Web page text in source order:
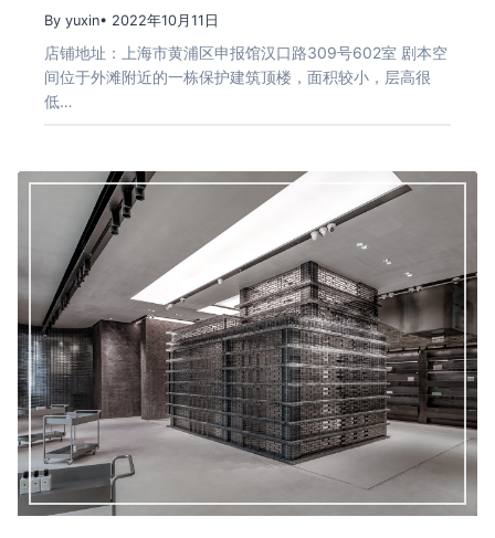
By yuxin• 2022年10月11日
店铺地址：上海市黄浦区申报馆汉口路309号602室 剧本空
间位于外滩附近的一栋保护建筑顶楼，面积较小，层高很
低…